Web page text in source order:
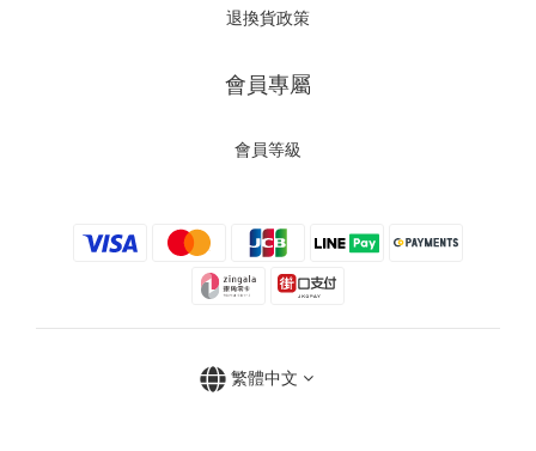
退換貨政策
會員專屬
會員等級
繁體中文